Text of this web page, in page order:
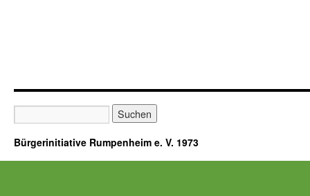
Bürgerinitiative Rumpenheim e. V. 1973